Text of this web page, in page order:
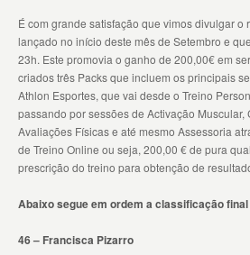
É com grande satisfação que vimos divulgar o
lançado no início deste mês de Setembro e
23h. Este promovia o ganho de 200,00€ em
criados três Packs que incluem os principais
Athlon Esportes, que vai desde o Treino
passando por sessões de Activação Muscular,
Avaliações Físicas e até mesmo Assessoria
de Treino Online ou seja, 200,00 € de pura
prescrição do treino para obtenção de
Abaixo segue em ordem a classificação
46 – Francisca Pizarro